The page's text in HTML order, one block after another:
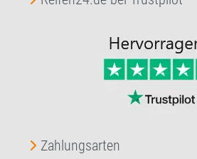
Zahlungsarten